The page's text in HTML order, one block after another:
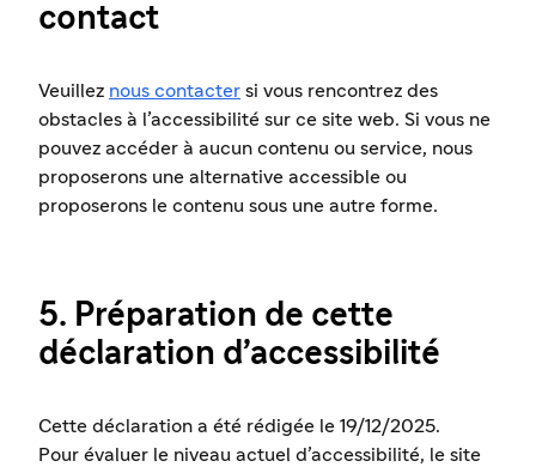
contact
Veuillez nous contacter si vous rencontrez des
obstacles à l’accessibilité sur ce site web. Si vous ne
pouvez accéder à aucun contenu ou service, nous
proposerons une alternative accessible ou
proposerons le contenu sous une autre forme.
5. Préparation de cette
déclaration d’accessibilité
Cette déclaration a été rédigée le 19/12/2025.
Pour évaluer le niveau actuel d’accessibilité, le site